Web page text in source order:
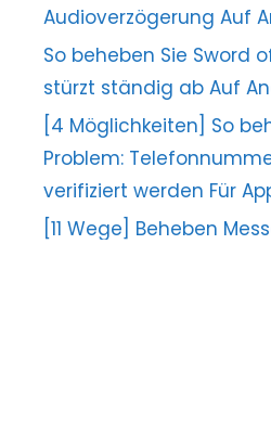
Audioverzögerung Auf
So beheben Sie Sword
stürzt ständig ab Auf
[4 Möglichkeiten] So
Problem:
verifiziert werden Für
[11 Wege] Beheben